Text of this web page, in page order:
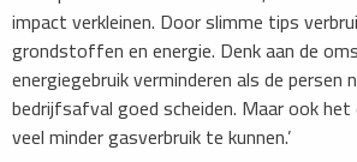
impact verkleinen. Door slimme tips
grondstoffen en energie. Denk aan de
energiegebruik verminderen als de persen
bedrijfsafval goed scheiden. Maar ook
veel minder gasverbruik te kunnen.’